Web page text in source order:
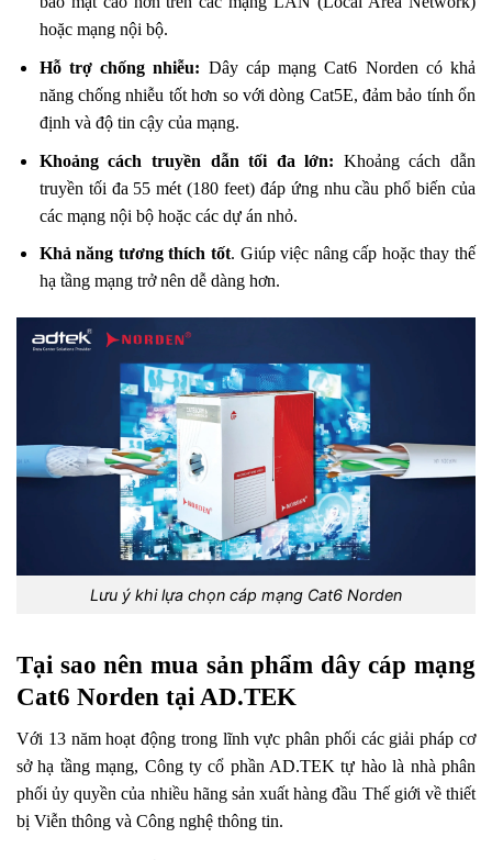
hoặc mạng nội bộ.
Hỗ trợ chống nhiễu: Dây cáp mạng Cat6 Norden có khả
năng chống nhiễu tốt hơn so với dòng Cat5E, đảm bảo tính ổn
định và độ tin cậy của mạng.
Khoảng cách truyền dẫn tối đa lớn: Khoảng cách dẫn
truyền tối đa 55 mét (180 feet) đáp ứng nhu cầu phổ biến của
các mạng nội bộ hoặc các dự án nhỏ.
Khả năng tương thích tốt. Giúp việc nâng cấp hoặc thay thế
hạ tầng mạng trở nên dễ dàng hơn.
Lưu ý khi lựa chọn cáp mạng Cat6 Norden
Tại sao nên mua sản phẩm dây cáp mạng
Cat6 Norden tại AD.TEK
Với 13 năm hoạt động trong lĩnh vực phân phối các giải pháp cơ
sở hạ tầng mạng, Công ty cổ phần AD.TEK tự hào là nhà phân
phối ủy quyền của nhiều hãng sản xuất hàng đầu Thế giới về thiết
bị Viễn thông và Công nghệ thông tin.